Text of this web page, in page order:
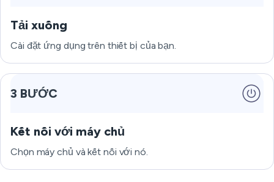
Tải xuống
Cài đặt ứng dụng trên thiết bị của bạn.
3 BƯỚC
Kết nối với máy chủ
Chọn máy chủ và kết nối với nó.